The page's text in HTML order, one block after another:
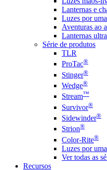
Lanternas e
Luzes por
Aventuras ao
Lanternas
Série de produtos
TLR
ProTac®
Stinger®
Wedge®
Stream™
Survivor®
Sidewinder®
Strion®
Color-Rite®
Luzes por
Ver todas as
Recursos